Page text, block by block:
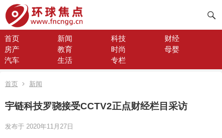
首页 新闻 科技
财经
房产
教育 时尚
母婴
汽车
生活 专栏
首页 新闻
宇链科技罗骁接受CCTV2正点财经栏目采访
发布于 2020年11月27日